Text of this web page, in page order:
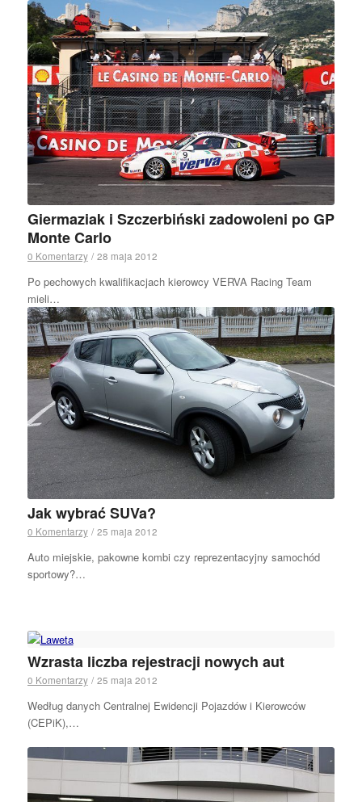
Giermaziak i Szczerbiński zadowoleni po GP
Monte Carlo
0 Komentarzy / 28 maja 2012
Po pechowych kwalifikacjach kierowcy VERVA Racing Team
mieli…
Jak wybrać SUVa?
0 Komentarzy / 25 maja 2012
Auto miejskie, pakowne kombi czy reprezentacyjny samochód
sportowy?…
Wzrasta liczba rejestracji nowych aut
0 Komentarzy / 25 maja 2012
Według danych Centralnej Ewidencji Pojazdów i Kierowców
(CEPiK),…